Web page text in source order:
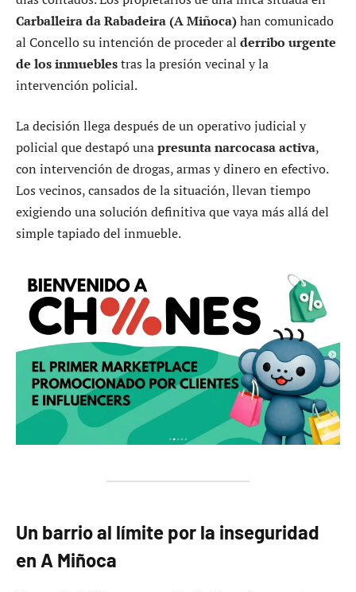
Carballeira da Rabadeira (A Miñoca)han comunicado
al Concello su intención de proceder al derribo urgente
de los inmueblestras la presión vecinal y la
intervención policial.
La decisión llega después de un operativo judicial y
policial que destapó unapresunta narcocasa activa,
con intervención de drogas, armas y dinero en efectivo.
Los vecinos, cansados de la situación, llevan tiempo
exigiendo una solución definitiva que vaya más allá del
simple tapiado del inmueble.
Un barrio al límite por la inseguridad
en A Miñoca